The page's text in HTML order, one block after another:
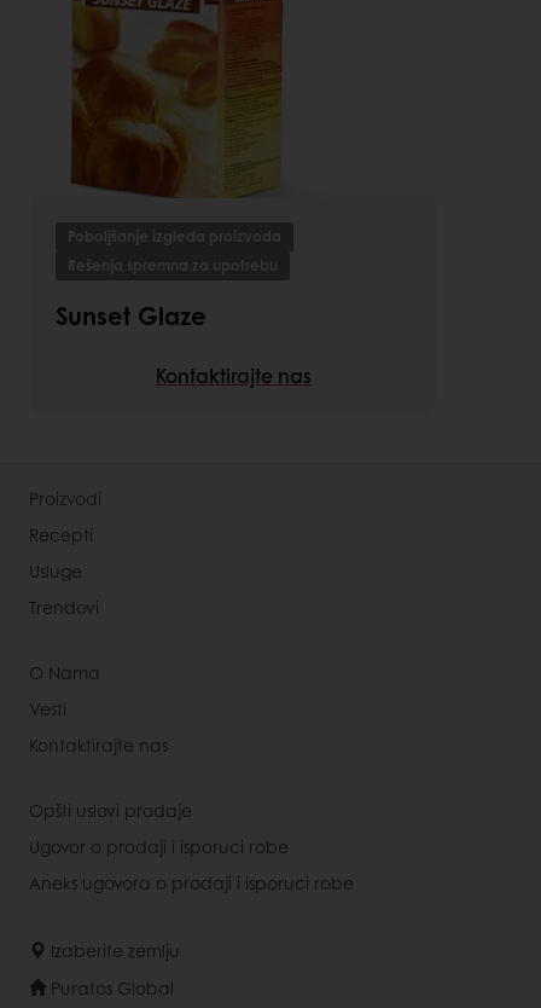
Poboljšanje izgleda proizvoda
Rešenja spremna za upotrebu
Sunset Glaze
Kontaktirajte nas
Proizvodi
Recepti
Usluge
Trendovi
O Nama
Vesti
Kontaktirajte nas
Opšti uslovi prodaje
Ugovor o prodaji i isporuci robe
Aneks ugovora o prodaji i isporuci robe
Izaberite zemlju
Puratos Global